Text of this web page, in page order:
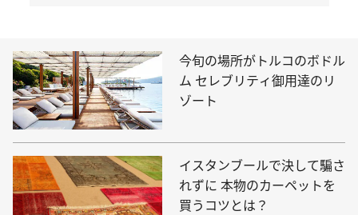
今旬の場所がトルコのボドル
ム セレブリティ御用達のリ
ゾート
イスタンブールで決して騙さ
れずに 本物のカーペットを
買うコツとは？